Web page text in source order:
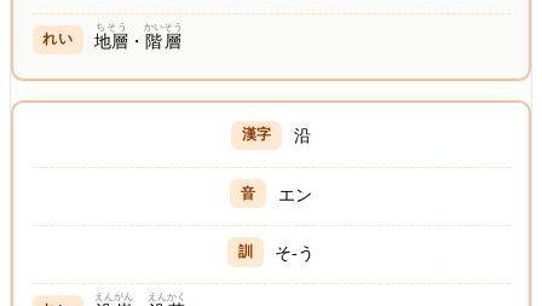
地層
ちそう
・ 階層
かいそう
沿
エン
そ-う
えんがん えんかく